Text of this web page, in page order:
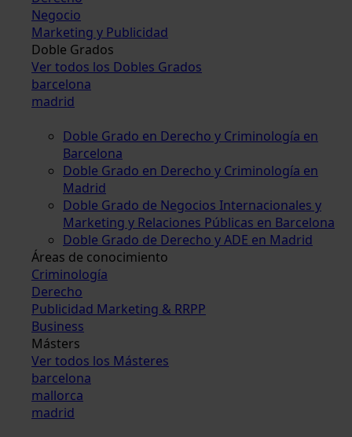
Negocio
Marketing y Publicidad
Doble Grados
Ver todos los Dobles Grados
barcelona
madrid
Doble Grado en Derecho y Criminología en
Barcelona
Doble Grado en Derecho y Criminología en
Madrid
Doble Grado de Negocios Internacionales y
Marketing y Relaciones Públicas en Barcelona
Doble Grado de Derecho y ADE en Madrid
Áreas de conocimiento
Criminología
Derecho
Publicidad Marketing & RRPP
Business
Másters
Ver todos los Másteres
barcelona
mallorca
madrid